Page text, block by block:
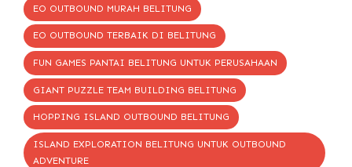
EO OUTBOUND MURAH BELITUNG
EO OUTBOUND TERBAIK DI BELITUNG
FUN GAMES PANTAI BELITUNG UNTUK PERUSAHAAN
GIANT PUZZLE TEAM BUILDING BELITUNG
HOPPING ISLAND OUTBOUND BELITUNG
ISLAND EXPLORATION BELITUNG UNTUK OUTBOUND
ADVENTURE